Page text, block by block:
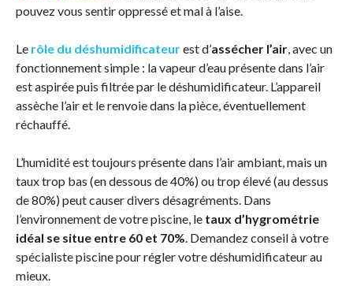
pouvez vous sentir oppressé et mal à l’aise.
Le rôle du déshumidificateurest d’assécher l’air , avec un
fonctionnement simple : la vapeur d’eau présente dans l’air
est aspirée puis filtrée par le déshumidificateur. L’appareil
assèche l’air et le renvoie dans la pièce, éventuellement
réchauffé.
L’humidité est toujours présente dans l’air ambiant, mais un
taux trop bas (en dessous de 40%) ou trop élevé (au dessus
de 80%) peut causer divers désagréments. Dans
l’environnement de votre piscine, le taux d’hygrométrie
idéal se situe entre 60 et 70% . Demandez conseil à votre
spécialiste piscine pour régler votre déshumidificateur au
mieux.